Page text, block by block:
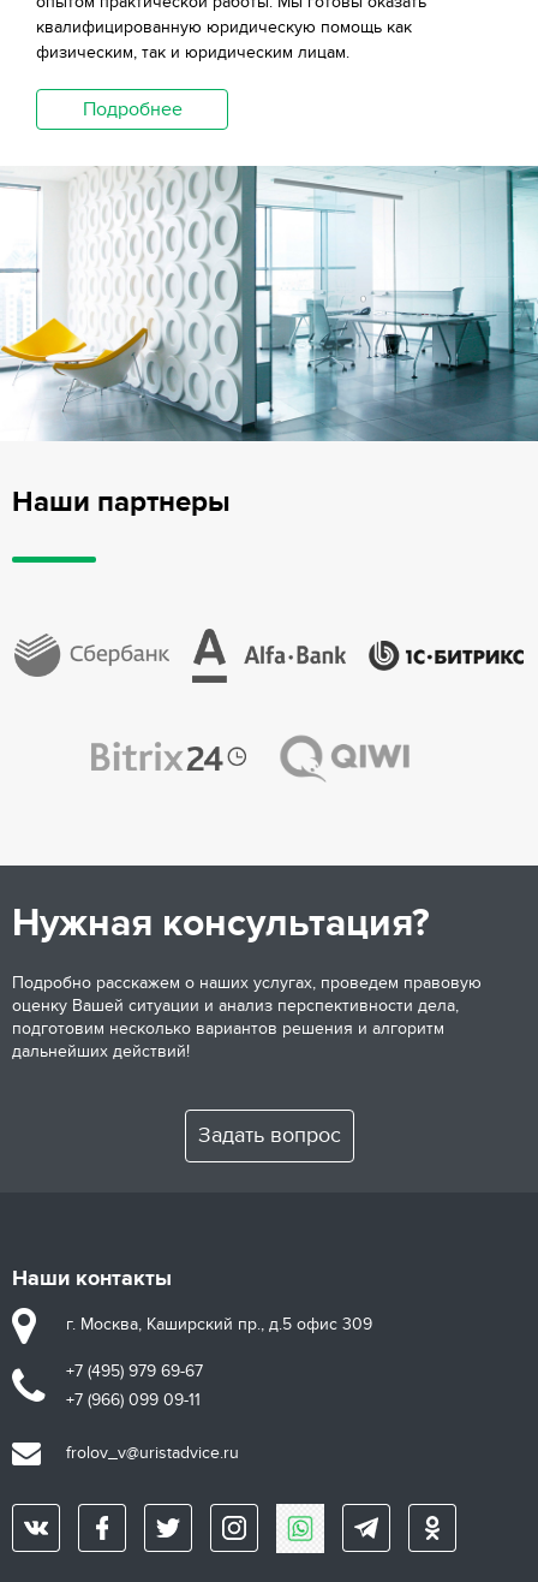
квалифицированную юридическую помощь как
физическим, так и юридическим лицам.
Подробнее
Наши партнеры
Нужная консультация?
Подробно расскажем о наших услугах, проведем правовую
оценку Вашей ситуации и анализ перспективности дела,
подготовим несколько вариантов решения и алгоритм
дальнейших действий!
Задать вопрос
Наши контакты
г. Москва, Каширский пр., д.5 офис 309
+7 (495) 979 69-67
+7 (966) 099 09-11
frolov_v@uristadvice.ru